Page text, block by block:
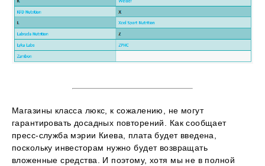
Магазины класса люкс, к сожалению, не могут
гарантировать досадных повторений. Как сообщает
пресс-служба мэрии Киева, плата будет введена,
поскольку инвесторам нужно будет возвращать
вложенные средства. И поэтому, хотя мы не в полной